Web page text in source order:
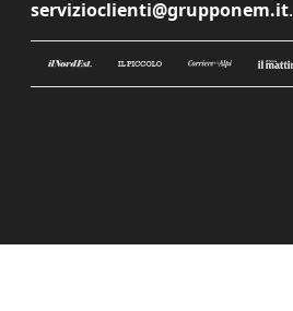
servizioclienti@grupponem.it.